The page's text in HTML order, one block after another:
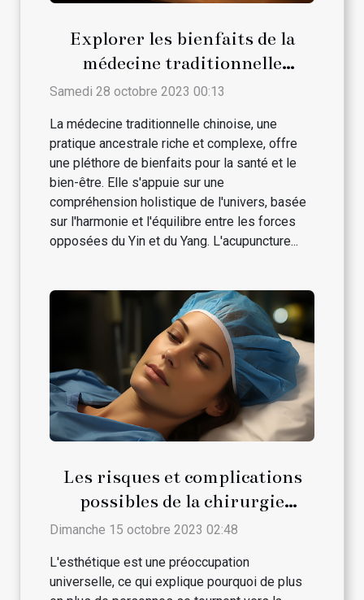
Explorer les bienfaits de la
médecine traditionnelle
chinoise
Samedi 28 octobre 2023 00:13
La médecine traditionnelle chinoise, une
pratique ancestrale riche et complexe, offre
une pléthore de bienfaits pour la santé et le
bien-être. Elle s'appuie sur une
compréhension holistique de l'univers, basée
sur l'harmonie et l'équilibre entre les forces
opposées du Yin et du Yang. L'acupuncture...
Les risques et complications
possibles de la chirurgie
esthétique
Dimanche 15 octobre 2023 02:48
L'esthétique est une préoccupation
universelle, ce qui explique pourquoi de plus